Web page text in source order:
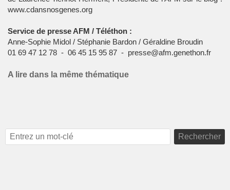
www.cdansnosgenes.org
Service de presse AFM / Téléthon :
Anne-Sophie Midol / Stéphanie Bardon / Géraldine Broudin
01 69 47 12 78 - 06 45 15 95 87 - presse@afm.genethon.fr
A lire dans la même thématique
Rechercher